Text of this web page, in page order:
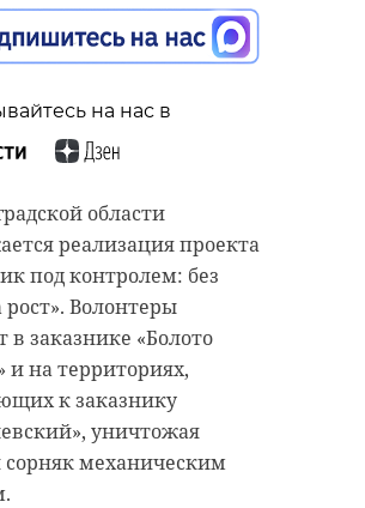
на нас в
области
реализация проекта
под контролем: без
Волонтеры
в заказнике «Болото
и на территориях,
к заказнику
уничтожая
механическим
на нас в
«Север»
видеообращение из
военной
и выразили
на нас в
этап
школы в Новом
подошел к концу.
смонтировал
городок,
дороги,
и освещение,
в землю 689 свай для
основания,
в Стройблоке